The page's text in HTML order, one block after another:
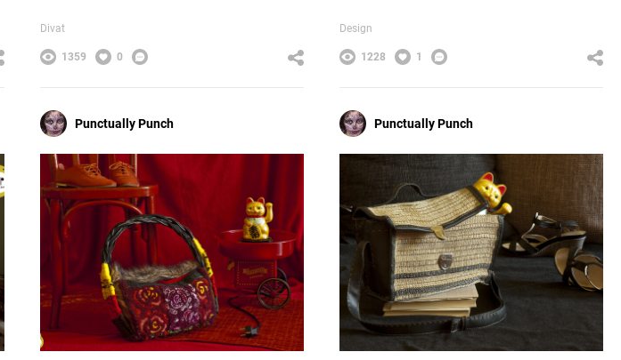
Divat
1359 0
Design
1228 1
Punctually Punch Punctually Punch